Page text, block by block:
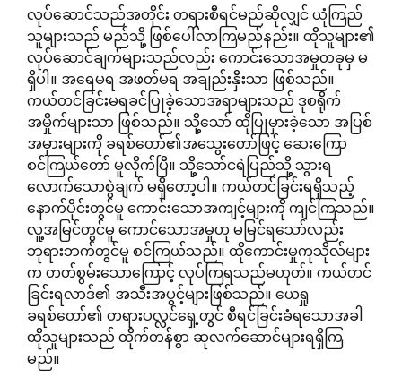
လုပ်ဆောင်သည်အတိုင်း တရားစီရင်မည်ဆိုလျှင် ယုံကြည်
သူများသည် မည်သို့ ဖြစ်ပေါ်လာကြမည်နည်း။ ထိုသူများ၏
လုပ်ဆောင်ချက်များသည်လည်း ကောင်းသောအမှုတခုမှ မ
ရှိပါ။ အရေမရ အဖတ်မရ အချည်းနှီးသာ ဖြစ်သည်။
ကယ်တင်ခြင်းမရခင်ပြုခဲ့သောအရာများသည် ဒုစရိုက်
အမှိုက်များသာ ဖြစ်သည်။ သို့သော် ထိုပြုမှားခဲ့သော အပြစ်
အမှားများကို ခရစ်တော်၏အသွေးတော်ဖြင့် ဆေးကြော
စင်ကြယ်တော် မူလိုက်ပြီ။ သို့သော်ငရဲပြည်သို့ သွားရ
လောက်သောစွဲချက် မရှိတော့ပါ။ ကယ်တင်ခြင်းရရှိသည့်
နောက်ပိုင်းတွင်မူ ကောင်းသောအကျင့်များကို ကျင်ကြသည်။
လူ့အမြင်တွင်မူ ကောင်သောအမှုဟု မမြင်ရသော်လည်း
ဘုရားဘက်တွင်မူ စင်ကြယ်သည်။ ထိုကောင်းမှုကုသိုလ်များ
က တတ်စွမ်းသောကြောင့် လုပ်ကြရသည်မဟုတ်။ ကယ်တင်
ခြင်းရလာဒ်၏ အသီးအပွင့်များဖြစ်သည်။ ယေရှု
ခရစ်တော်၏ တရားပလ္လင်ရှေ့တွင် စီရင်ခြင်းခံရသောအခါ
ထိုသူများသည် ထိုက်တန်စွာ ဆုလက်ဆောင်များရရှိကြ
မည်။